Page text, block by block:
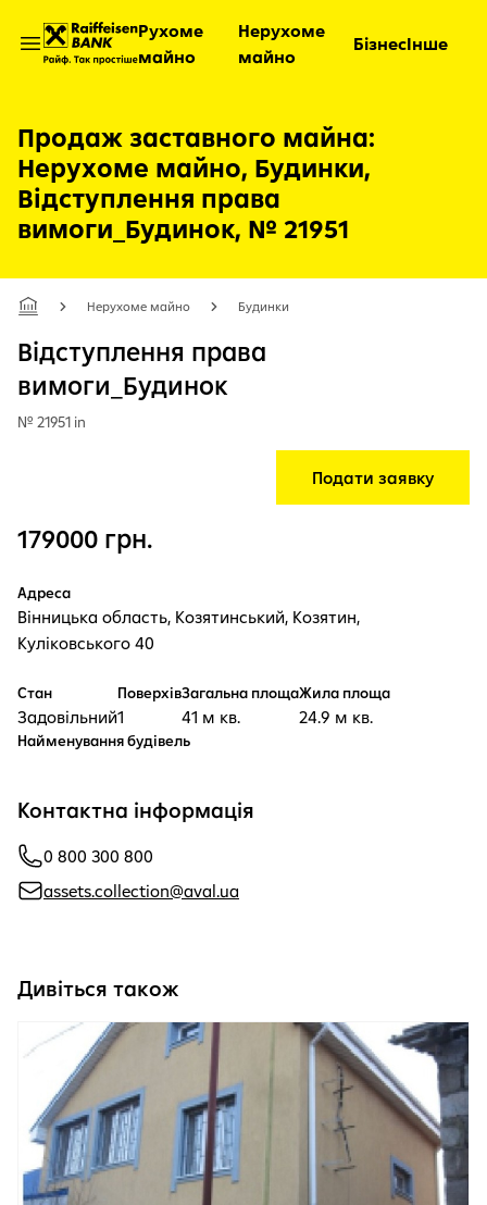
Відкрити меню
Рухоме
майно
Нерухоме
майно
БізнесІнше
Продаж заставного майна:
Нерухоме майно, Будинки,
Відступлення права
вимоги_Будинок, № 21951
Нерухоме майно Будинки
Відступлення права
вимоги_Будинок
№ 21951 in
Подати заявку
179000 грн.
Адреса
Вінницька область, Козятинський, Козятин,
Куліковського 40
Стан
Задовільний
Поверхів
1
Загальна площа
41 м кв.
Жила площа
24.9 м кв.
Найменування будівель
Контактна інформація
0 800 300 800
assets.collection@aval.ua
Дивіться також